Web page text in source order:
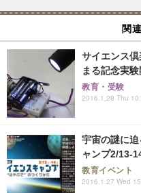
関
サイエンス
まる記念実
教育・受験
2016.1.28 Thu
宇宙の謎に
ャンプ2/13-
教育イベント
2016.1.27 Wed